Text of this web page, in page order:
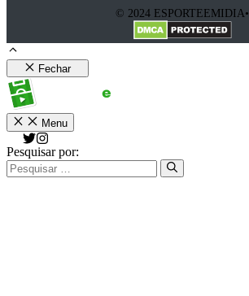
© 2024 ESPORTEEMIDIA•
Fechar
Menu
Pesquisar por: